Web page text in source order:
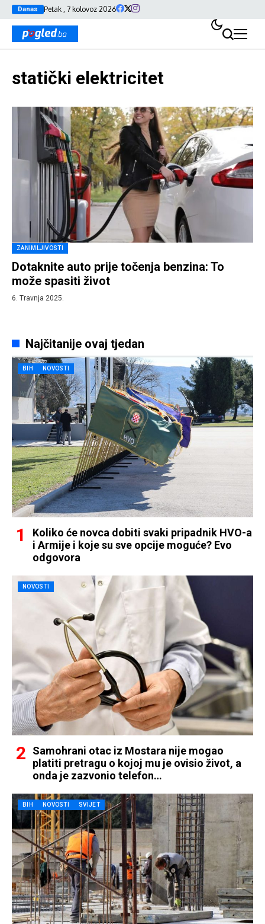
Danas Petak , 7 kolovoz 2026
statički elektricitet
ZANIMLJIVOSTI
Dotaknite auto prije točenja benzina: To
može spasiti život
6. Travnja 2025.
Najčitanije ovaj tjedan
BIH NOVOSTI
Koliko će novca dobiti svaki pripadnik HVO-a
i Armije i koje su sve opcije moguće? Evo
odgovora
NOVOSTI
Samohrani otac iz Mostara nije mogao
platiti pretragu o kojoj mu je ovisio život, a
onda je zazvonio telefon…
BIH NOVOSTI SVIJET